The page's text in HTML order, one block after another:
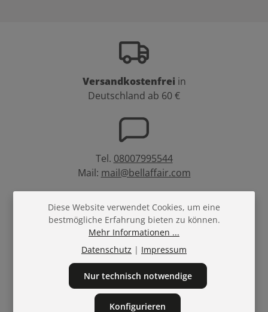
Versandkostenfrei in
Deutschland ab 60 €
Tel. 08007995544
Mail: mail@bellaffair.com
Treuepunktebei
jedem Einkauf
Diese Website verwendet Cookies, um eine
bestmögliche Erfahrung bieten zu können.
Mehr Informationen ...
Datenschutz | Impressum
Nur technisch notwendige
Konfigurieren